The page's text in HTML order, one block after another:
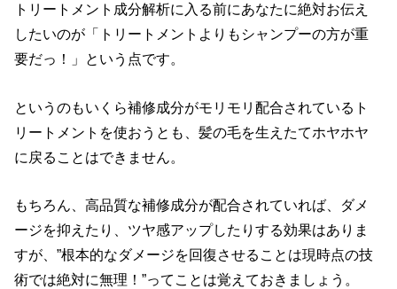
トリートメント成分解析に入る前にあなたに絶対お伝え
したいのが「トリートメントよりもシャンプーの方が重
要だっ！」という点です。
というのもいくら補修成分がモリモリ配合されているト
リートメントを使おうとも、髪の毛を生えたてホヤホヤ
に戻ることはできません。
もちろん、高品質な補修成分が配合されていれば、ダメ
ージを抑えたり、ツヤ感アップしたりする効果はありま
すが、”根本的なダメージを回復させることは現時点の技
術では絶対に無理！”ってことは覚えておきましょう。